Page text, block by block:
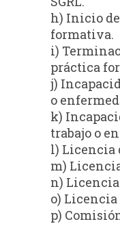
h) Inicio
formativa.
i)
práctica
j)
o
k)
trabajo o
l) Licencia
m)
n)
o)
p)